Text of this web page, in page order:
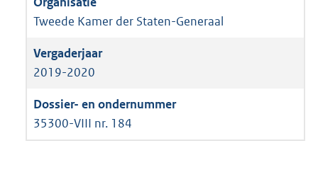
Tweede Kamer der Staten-Generaal
2019-2020
35300-VIII nr. 184